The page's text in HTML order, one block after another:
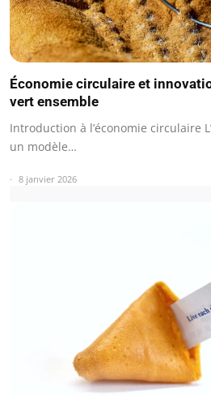
Économie circulaire et
vert ensemble
Introduction à l’économie circulaire
un modèle…
8 janvier 2026